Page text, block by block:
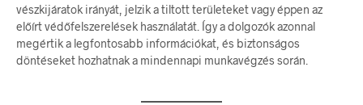
vészkijáratok irányát, jelzik a tiltott területeket vagy éppen az
előírt védőfelszerelések használatát. Így a dolgozók azonnal
megértik a legfontosabb információkat, és biztonságos
döntéseket hozhatnak a mindennapi munkavégzés során.